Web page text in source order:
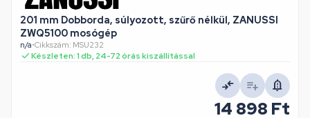
201 mm Dobborda, súlyozott, szűrő nélkül, ZANUSSI
ZWQ5100 mosógép
n/a•Cikkszám: MSU232
Készleten: 1 db, 24-72 órás kiszállítással
14 898 Ft